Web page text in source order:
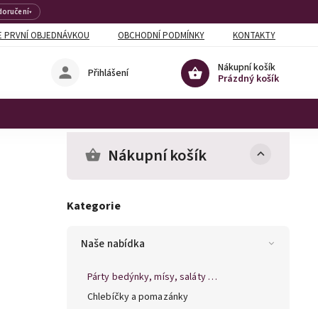
▾
PRVNÍ OBJEDNÁVKOU OBCHODNÍ PODMÍNKY KONTAKTY
Nákupní košík
Prázdný košík
Přihlášení
Nákupní košík
Kategorie
Naše nabídka
Párty bedýnky, mísy, saláty …
Chlebíčky a pomazánky